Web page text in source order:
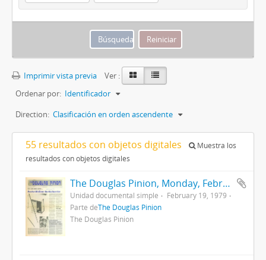
Imprimir vista previa
Ver :
Ordenar por: Identificador
Direction: Clasificación en orden ascendente
55 resultados con objetos digitales
Muestra los
resultados con objetos digitales
The Douglas Pinion, Monday, February 19, 1979
Unidad documental simple
February 19, 1979
Parte deThe Douglas Pinion
The Douglas Pinion